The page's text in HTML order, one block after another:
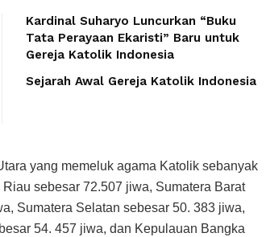
Kardinal Suharyo Luncurkan “Buku
Tata Perayaan Ekaristi” Baru untuk
Gereja Katolik Indonesia
Sejarah Awal Gereja Katolik Indonesia
yang memeluk agama Katolik sebanyak
sebesar 72.507 jiwa, Sumatera Barat
Sumatera Selatan sebesar 50. 383 jiwa,
54. 457 jiwa, dan Kepulauan Bangka